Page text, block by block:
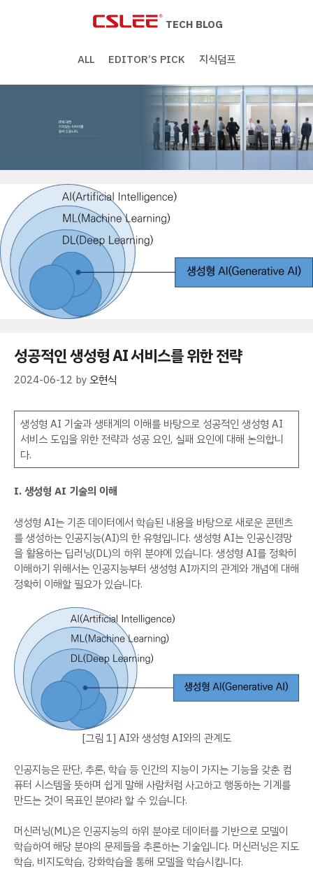
TECH BLOG
ALL EDITOR’S PICK 지식덤프
성공적인 생성형 AI 서비스를 위한 전략
2024-06-12 by오현식
생성형 AI 기술과 생태계의 이해를 바탕으로 성공적인 생성형 AI
서비스 도입을 위한 전략과 성공 요인, 실패 요인에 대해 논의합니
다.
I. 생성형 AI 기술의 이해
생성형 AI는 기존 데이터에서 학습된 내용을 바탕으로 새로운 콘텐츠
를 생성하는 인공지능(AI)의 한 유형입니다. 생성형 AI는 인공신경망
을 활용하는 딥러닝(DL)의 하위 분야에 있습니다. 생성형 AI를 정확히
이해하기 위해서는 인공지능부터 생성형 AI까지의 관계와 개념에 대해
정확히 이해할 필요가 있습니다.
[그림 1] AI와 생성형 AI와의 관계도
인공지능은 판단, 추론, 학습 등 인간의 지능이 가지는 기능을 갖춘 컴
퓨터 시스템을 뜻하며 쉽게 말해 사람처럼 사고하고 행동하는 기계를
만드는 것이 목표인 분야라 할 수 있습니다.
머신러닝(ML)은 인공지능의 하위 분야로 데이터를 기반으로 모델이
학습하여 해당 분야의 문제들을 추론하는 기술입니다. 머신러닝은 지도
학습, 비지도학습, 강화학습을 통해 모델을 학습시킵니다.